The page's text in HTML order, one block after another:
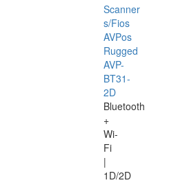
Scanner
s/Fios
AVPos
Rugged
AVP-
BT31-
2D
Bluetooth
+
Wi-
Fi
|
1D/2D